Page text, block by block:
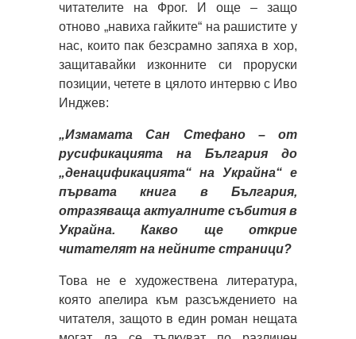
читателите на Фрог. И още – защо
отново „навиха гайките“ на рашистите у
нас, които пак безсрамно запяха в хор,
защитавайки изконните си проруски
позиции, четете в цялото интервю с Иво
Инджев:
„Измамата Сан Стефано – от
русификацията на България до
„денацификацията“ на Украйна“ е
първата книга в България,
отразяваща актуалните събития в
Украйна. Какво ще открие
читателят на нейните страници?
Това не е художествена литература,
която апелира към разсъждението на
читателя, защото в един роман нещата